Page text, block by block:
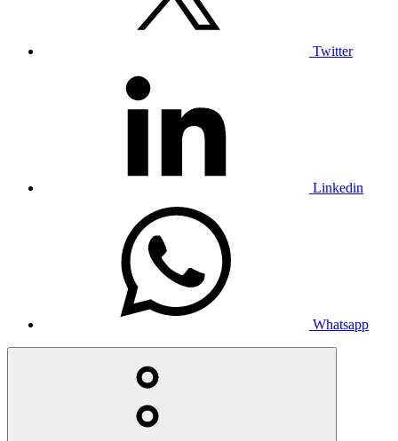
Twitter
Linkedin
Whatsapp